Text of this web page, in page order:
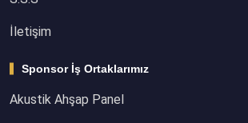
İletişim
Sponsor İş Ortaklarımız
Akustik Ahşap Panel